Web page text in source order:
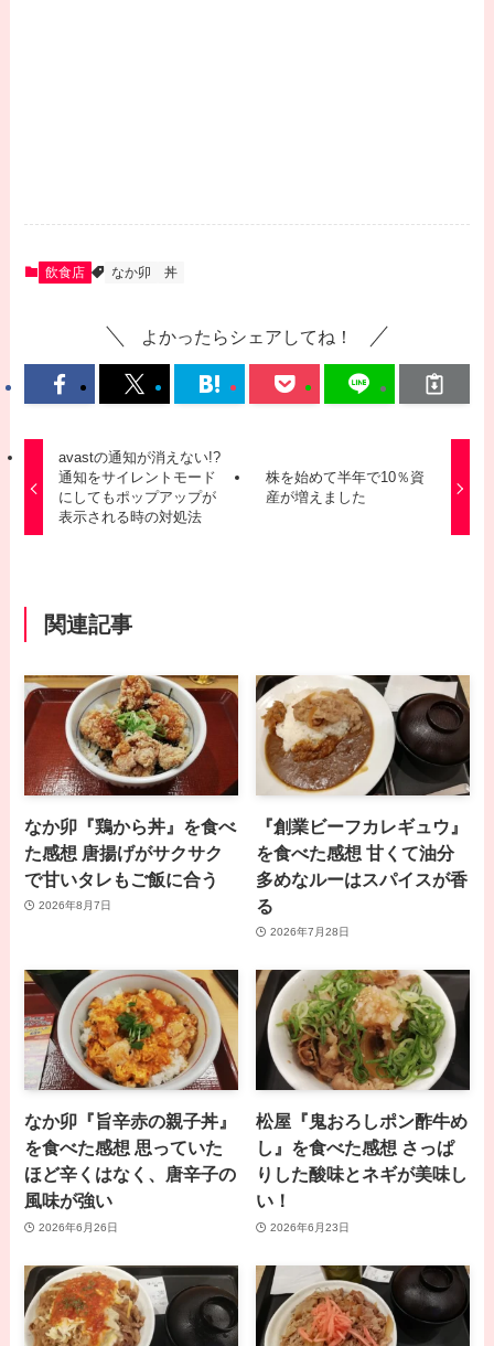
飲食店 なか卯 丼
よかったらシェアしてね！
avastの通知が消えない!?
通知をサイレントモード
にしてもポップアップが
表示される時の対処法
株を始めて半年で10％資
産が増えました
関連記事
なか卯『鶏から丼』を食べ
た感想 唐揚げがサクサク
で甘いタレもご飯に合う
2026年8月7日
『創業ビーフカレギュウ』
を食べた感想 甘くて油分
多めなルーはスパイスが香
る
2026年7月28日
なか卯『旨辛赤の親子丼』
を食べた感想 思っていた
ほど辛くはなく、唐辛子の
風味が強い
2026年6月26日
松屋『鬼おろしポン酢牛め
し』を食べた感想 さっぱ
りした酸味とネギが美味し
い！
2026年6月23日